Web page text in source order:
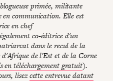
primée, militante
communication. Elle est
en chef
co-éditrice d'un
dans le recul de la
de l'Est et de la Corne
en téléchargement gratuit).
lisezcette entrevue datant